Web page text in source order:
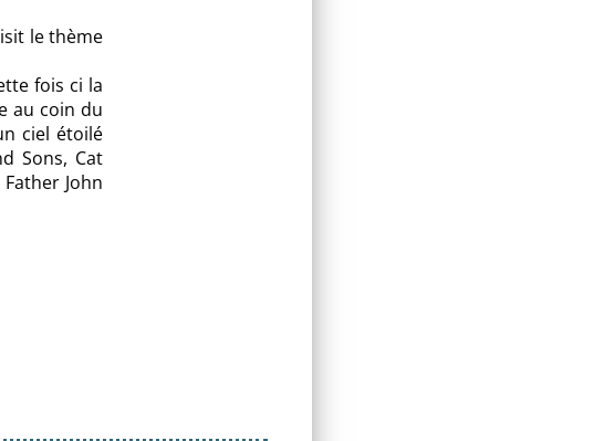
le thème
fois ci la
au coin du
ciel étoilé
Sons, Cat
John